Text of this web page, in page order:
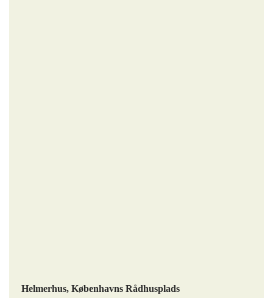
Helmerhus, Københavns Rådhusplads